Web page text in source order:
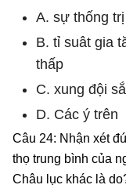
A. sự thống
B. tỉ suât gia
thấp
C. xung đội
D. Các ý trên
Câu 24: Nhận xét
thọ trung bình của
Châu lục khác là